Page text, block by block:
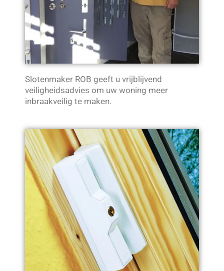
Slotenmaker ROB geeft u vrijblijvend
veiligheidsadvies om uw woning meer
inbraakveilig te maken.